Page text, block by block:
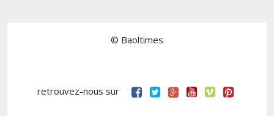
© Baoltimes
retrouvez-nous sur